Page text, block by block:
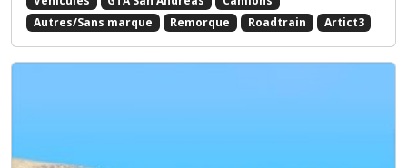
Autres/Sans marque
Remorque Roadtrain Artict3